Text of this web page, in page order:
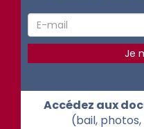
Accédez aux
(bail,